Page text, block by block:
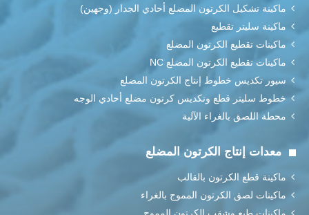
ماكينة تشكيل الكرتون المضلع أحادي الجدار (وجهين)
ماكينة سليتر تقطيع
ماكينات تقطيع الكرتون المضلع
ماكينات تقطيع الكرتون المضلع NC
سيور تكديس خطوط إنتاج الكرتون المضلع
خطوط سليتر قطع وتكديس كرتون مضلع أحادي الوجه
محطة اللصق بالغراء الآلية
معدات إنتاج الكرتون المضلع
ماكينة قطع الكرتون بالقالب
ماكينات لصق الكرتون المموج بالغراء
ماكينات طبع وشقب الكرتون المموج